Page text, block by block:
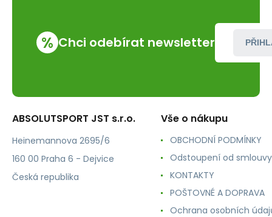
% Chci odebírat newsletter
ABSOLUTSPORT JST s.r.o.
Heinemannova 2695/6
160 00 Praha 6 - Dejvice
Česká republika
Vše o nákupu
OBCHODNÍ PODMÍNKY
Odstoupení od smlouvy
KONTAKTY
POŠTOVNÉ A DOPRAVA
Ochrana osobních